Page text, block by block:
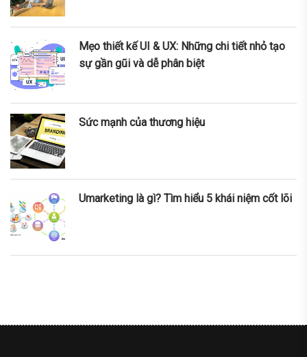
Mẹo thiết kế UI & UX: Những chi tiết nhỏ tạo
sự gần gũi và dễ phân biệt
Sức mạnh của thương hiệu
Umarketing là gì? Tìm hiểu 5 khái niệm cốt lõi